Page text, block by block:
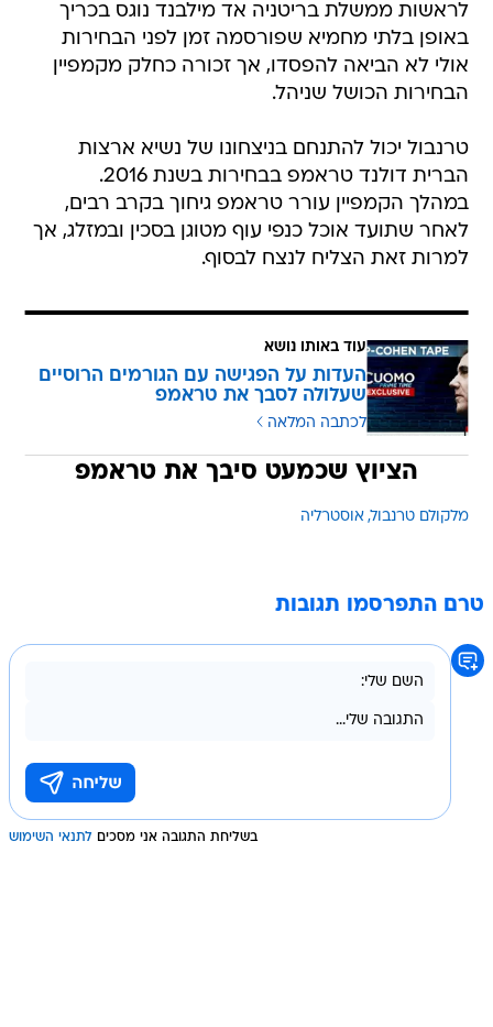
לראשות ממשלת בריטניה אד מילבנד נוגס בכריך
באופן בלתי מחמיא שפורסמה זמן לפני הבחירות
אולי לא הביאה להפסדו, אך זכורה כחלק מקמפיין
הבחירות הכושל שניהל.
טרנבול יכול להתנחם בניצחונו של נשיא ארצות
הברית דולנד טראמפ בבחירות בשנת 2016.
במהלך הקמפיין עורר טראמפ גיחוך בקרב רבים,
לאחר שתועד אוכל כנפי עוף מטוגן בסכין ובמזלג, אך
למרות זאת הצליח לנצח לבסוף.
עוד באותו נושא
העדות על הפגישה עם הגורמים הרוסיים
שעלולה לסבך את טראמפ
לכתבה המלאה
הציוץ שכמעט סיבך את טראמפ
מלקולם טרנבול אוסטרליה
טרם התפרסמו תגובות
בשליחת התגובה אני מסכים לתנאי השימוש